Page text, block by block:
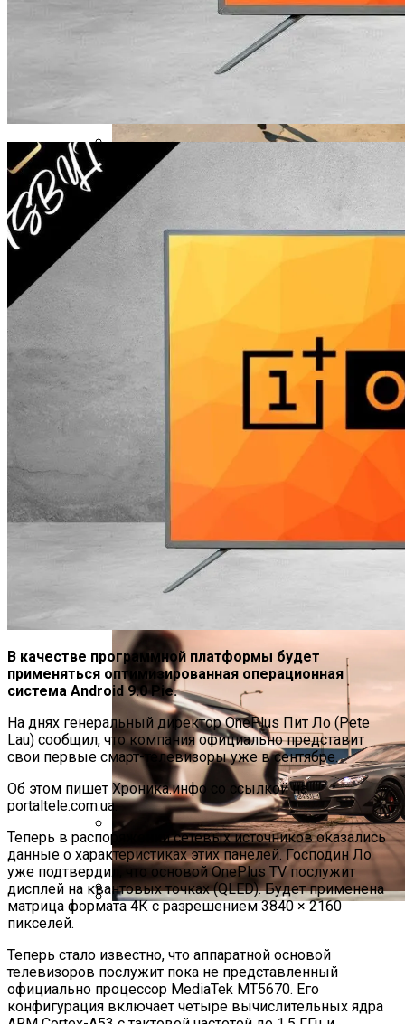
На Какую Зарплату Могут
Рассчитывать Украинцы За Рубежом:
Советы Для Беженцев
Международная Реакция На Тарифы
Трампа: Что Стоит На Кону
Индия Не Будет Спрашивать
Разрешения На Запуск Моделей ИИ
Вредно, Но Выгодно: В США Запрет На
Асбест Приняли Только Сейчас
Ужасающая Реальность Безнадежной
Обстановки
В Киеве Люди Вынуждены Ходить К
Метро По Улице Без Тротуара
В Киеве Появится Арт-Объект В Виде
«Мусорного Человека»
В Киеве Устроили Пробег Суперкаров
В качестве программной платформы будет
применяться оптимизированная операционная
система Android 9.0 Pie.
На днях генеральный директор OnePlus Пит Ло (Pete
Lau) сообщил, что компания официально представит
свои первые смарт-телевизоры уже в сентябре.
Об этом пишет Хроника.инфо со ссылкой на
portaltele.com.ua.
Теперь в распоряжении сетевых источников оказались
данные о характеристиках этих панелей. Господин Ло
уже подтвердил, что основой OnePlus TV послужит
дисплей на квантовых точках (QLED). Будет применена
матрица формата 4К с разрешением 3840 × 2160
пикселей.
Теперь стало известно, что аппаратной основой
телевизоров послужит пока не представленный
официально процессор MediaTek MT5670. Его
конфигурация включает четыре вычислительных ядра